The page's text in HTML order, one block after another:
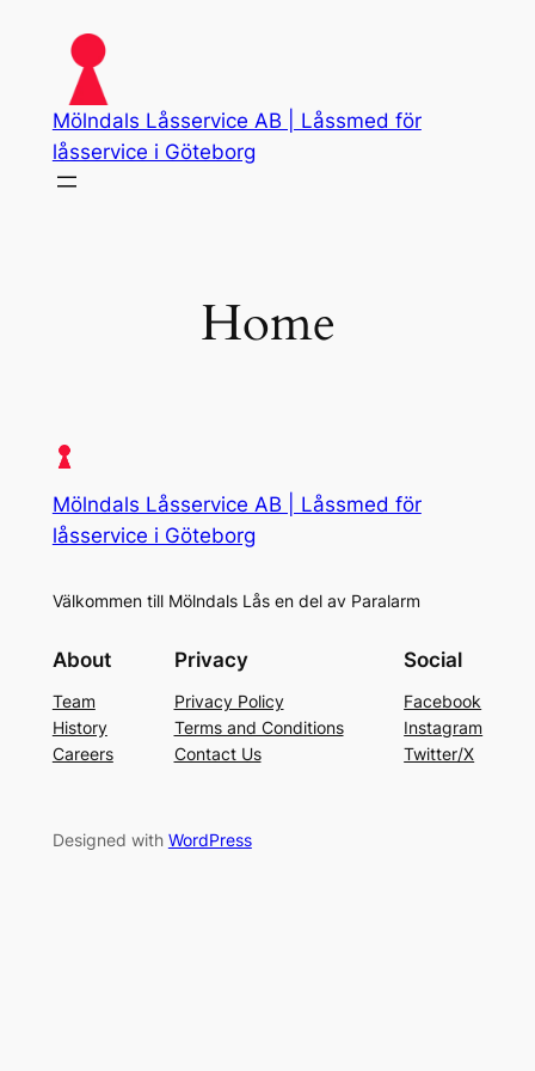
content
Mölndals Låsservice AB | Låssmed för
låsservice i Göteborg
Home
Mölndals Låsservice AB | Låssmed för
låsservice i Göteborg
Välkommen till Mölndals Lås en del av Paralarm
About
Team
History
Careers
Privacy
Privacy Policy
Terms and Conditions
Contact Us
Social
Facebook
Instagram
Twitter/X
Designed with WordPress